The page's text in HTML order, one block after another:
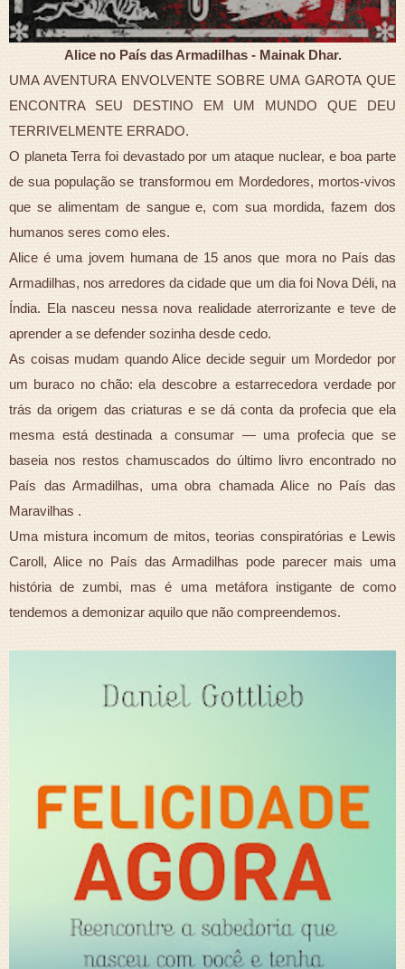
Alice no País das Armadilhas - Mainak Dhar.
UMA AVENTURA ENVOLVENTE SOBRE UMA GAROTA QUE
ENCONTRA SEU DESTINO EM UM MUNDO QUE DEU
TERRIVELMENTE ERRADO.
O planeta Terra foi devastado por um ataque nuclear, e boa parte
de sua população se transformou em Mordedores, mortos-vivos
que se alimentam de sangue e, com sua mordida, fazem dos
humanos seres como eles.
Alice é uma jovem humana de 15 anos que mora no País das
Armadilhas, nos arredores da cidade que um dia foi Nova Déli, na
Índia. Ela nasceu nessa nova realidade aterrorizante e teve de
aprender a se defender sozinha desde cedo.
As coisas mudam quando Alice decide seguir um Mordedor por
um buraco no chão: ela descobre a estarrecedora verdade por
trás da origem das criaturas e se dá conta da profecia que ela
mesma está destinada a consumar — uma profecia que se
baseia nos restos chamuscados do último livro encontrado no
País das Armadilhas, uma obra chamada Alice no País das
Maravilhas .
Uma mistura incomum de mitos, teorias conspiratórias e Lewis
Caroll, Alice no País das Armadilhas pode parecer mais uma
história de zumbi, mas é uma metáfora instigante de como
tendemos a demonizar aquilo que não compreendemos.